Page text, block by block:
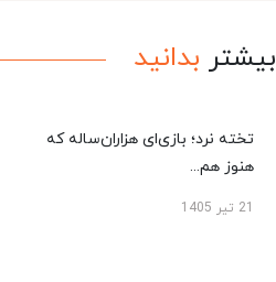
بیشتر بدانید
تخته نرد؛ بازی‌ای هزاران‌ساله که
هنوز هم...
21 تیر 1405